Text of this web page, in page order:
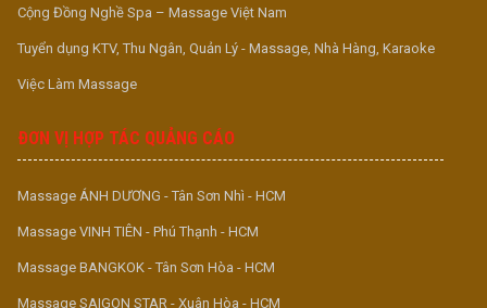
Cộng Đồng Nghề Spa – Massage Việt Nam
Tuyển dụng KTV, Thu Ngân, Quản Lý - Massage, Nhà Hàng, Karaoke
Việc Làm Massage
ĐƠN VỊ HỢP TÁC QUẢNG CÁO
Massage ÁNH DƯƠNG - Tân Sơn Nhì - HCM
Massage VINH TIÊN - Phú Thạnh - HCM
Massage BANGKOK - Tân Sơn Hòa - HCM
Massage SAIGON STAR - Xuân Hòa - HCM